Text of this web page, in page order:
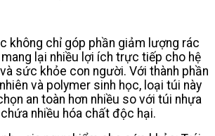
không chỉ góp phần giảm lượng rác
lại nhiều lợi ích trực tiếp cho hệ
sức khỏe con người. Với thành phần
và polymer sinh học, loại túi này
an toàn hơn nhiều so với túi nhựa
nhiều hóa chất độc hại.